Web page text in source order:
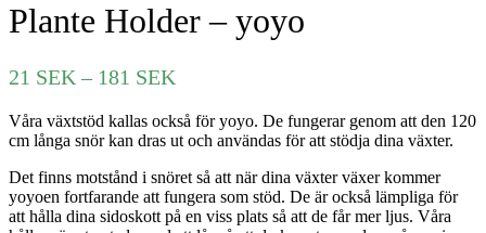
Plante Holder – yoyo
21 SEK – 181 SEK
till
181 SEK
Våra växtstöd kallas också för yoyo. De fungerar genom att den 120
cm långa snör kan dras ut och användas för att stödja dina växter.
Det finns motstånd i snöret så att när dina växter växer kommer
yoyoen fortfarande att fungera som stöd. De är också lämpliga för
att hålla dina sidoskott på en viss plats så att de får mer ljus. Våra